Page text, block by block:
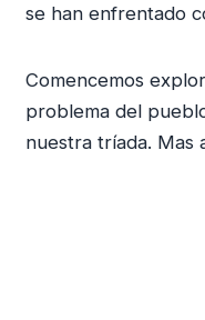
se han enfrentado
Comencemos
problema del
nuestra tríada. Mas